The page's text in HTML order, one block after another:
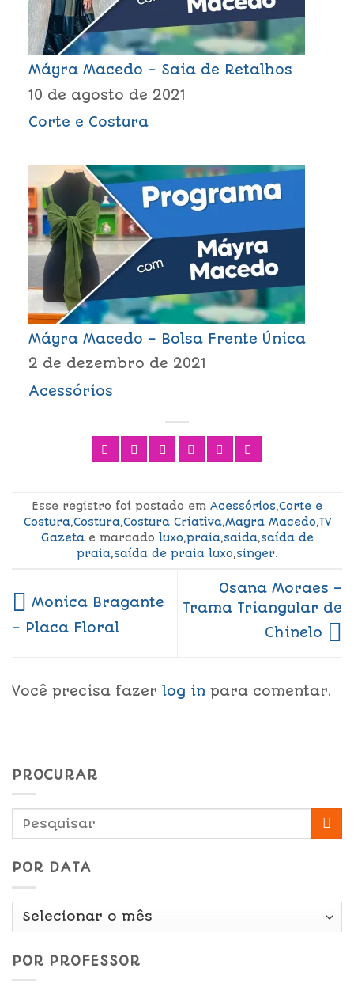
Máyra Macedo – Saia de Retalhos
10 de agosto de 2021
Corte e Costura
Máyra Macedo – Bolsa Frente Única
2 de dezembro de 2021
Acessórios
Esse registro foi postado em Acessórios,Corte e
Costura,Costura,Costura Criativa,Mayra Macedo,TV
Gazetae marcado luxo,praia,saida,saída de
praia,saída de praia luxo,singer.
Monica Bragante
– Placa Floral
Osana Moraes –
Trama Triangular de
Chinelo
Você precisa fazer log in para comentar.
PROCURAR
POR DATA
Por
POR PROFESSOR